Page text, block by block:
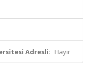
Adresli: Hayır